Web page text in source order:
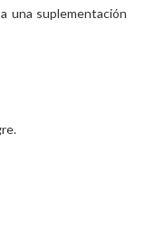
una suplementación